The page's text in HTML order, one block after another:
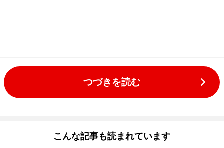
つづきを読む
こんな記事も読まれています